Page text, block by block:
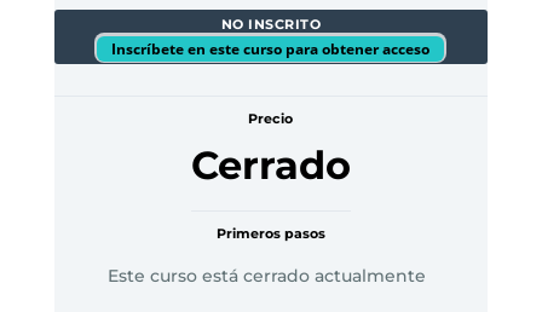
NO INSCRITO
Inscríbete en este curso para obtener acceso
Precio
Cerrado
Primeros pasos
Este curso está cerrado actualmente